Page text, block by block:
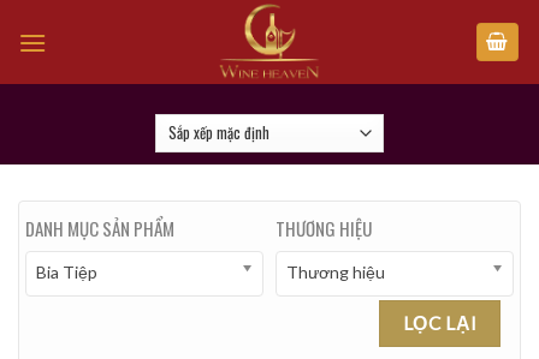
DANH MỤC SẢN PHẨM
Bia Tiệp
THƯƠNG HIỆU
Thương hiệu
LỌC LẠI